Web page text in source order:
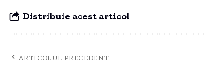
Distribuie acest articol
ARTICOLUL PRECEDENT